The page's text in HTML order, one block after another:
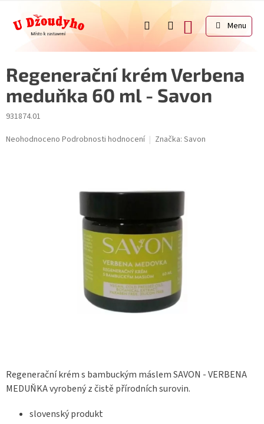
obsah
NÁKUPNÍ
KOŠÍK
Regenerační krém Verbena
meduňka 60 ml - Savon
931874.01
Průměrné
Neohodnoceno Podrobnosti hodnocení Značka: Savon
Regenerační krém s bambuckým máslem SAVON - VERBENA
MEDUŇKA vyrobený z čistě přírodních surovin.
slovenský produkt